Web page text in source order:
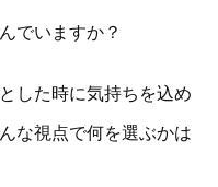
でいますか？
した時に気持ちを込め
な視点で何を選ぶかは